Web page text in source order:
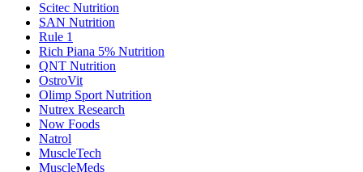
Scitec Nutrition
SAN Nutrition
Rule 1
Rich Piana 5% Nutrition
QNT Nutrition
OstroVit
Olimp Sport Nutrition
Nutrex Research
Now Foods
Natrol
MuscleTech
MuscleMeds